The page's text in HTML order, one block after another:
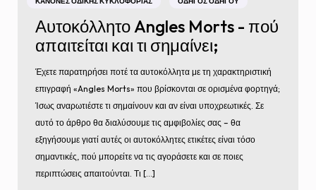
Αυτοκόλλητο Angles Morts - πού
απαιτείται και τι σημαίνει;
Έχετε παρατηρήσει ποτέ τα αυτοκόλλητα με τη χαρακτηριστική
επιγραφή «Angles Morts» που βρίσκονται σε ορισμένα φορτηγά;
Ίσως αναρωτιέστε τι σημαίνουν και αν είναι υποχρεωτικές. Σε
αυτό το άρθρο θα διαλύσουμε τις αμφιβολίες σας – θα
εξηγήσουμε γιατί αυτές οι αυτοκόλλητες ετικέτες είναι τόσο
σημαντικές, πού μπορείτε να τις αγοράσετε και σε ποιες
περιπτώσεις απαιτούνται. Τι […]